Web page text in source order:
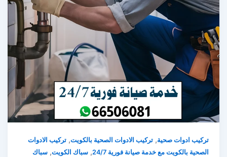
تركيب ادوات صحية,تركيب الادوات الصحية بالكويت,تركيب الادوات
الصحية بالكويت مع خدمة صيانة فورية 24/7
,سباك الكويت,سباك